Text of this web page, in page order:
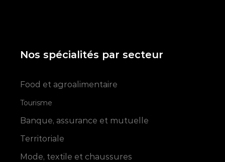
Nos spécialités par secteur
Food et agroalimentaire
Tourisme
Banque, assurance et mutuelle
Territoriale
Mode, textile et chaussures